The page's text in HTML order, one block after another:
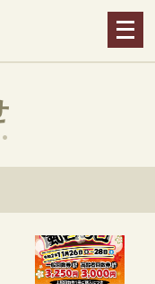
メ
ニ
ュ